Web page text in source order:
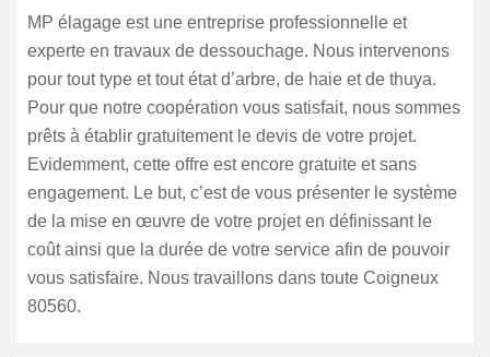
MP élagage est une entreprise professionnelle et
experte en travaux de dessouchage. Nous intervenons
pour tout type et tout état d’arbre, de haie et de thuya.
Pour que notre coopération vous satisfait, nous sommes
prêts à établir gratuitement le devis de votre projet.
Evidemment, cette offre est encore gratuite et sans
engagement. Le but, c’est de vous présenter le système
de la mise en œuvre de votre projet en définissant le
coût ainsi que la durée de votre service afin de pouvoir
vous satisfaire. Nous travaillons dans toute Coigneux
80560.